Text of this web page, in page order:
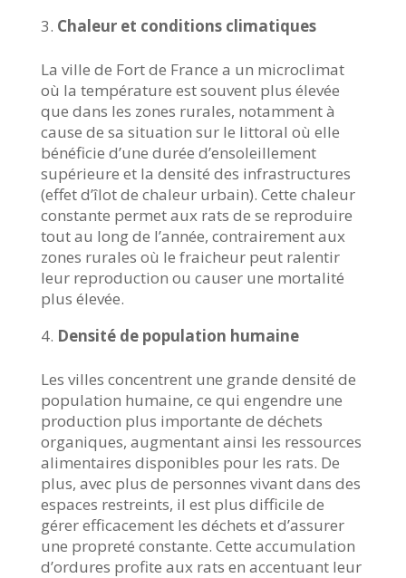
Chaleur et conditions climatiques
La ville de Fort de France a un microclimat
où la température est souvent plus élevée
que dans les zones rurales, notamment à
cause de sa situation sur le littoral où elle
bénéficie d’une durée d’ensoleillement
supérieure et la densité des infrastructures
(effet d’îlot de chaleur urbain). Cette chaleur
constante permet aux rats de se reproduire
tout au long de l’année, contrairement aux
zones rurales où le fraicheur peut ralentir
leur reproduction ou causer une mortalité
plus élevée.
Densité de population humaine
Les villes concentrent une grande densité de
population humaine, ce qui engendre une
production plus importante de déchets
organiques, augmentant ainsi les ressources
alimentaires disponibles pour les rats. De
plus, avec plus de personnes vivant dans des
espaces restreints, il est plus difficile de
gérer efficacement les déchets et d’assurer
une propreté constante. Cette accumulation
d’ordures profite aux rats en accentuant leur